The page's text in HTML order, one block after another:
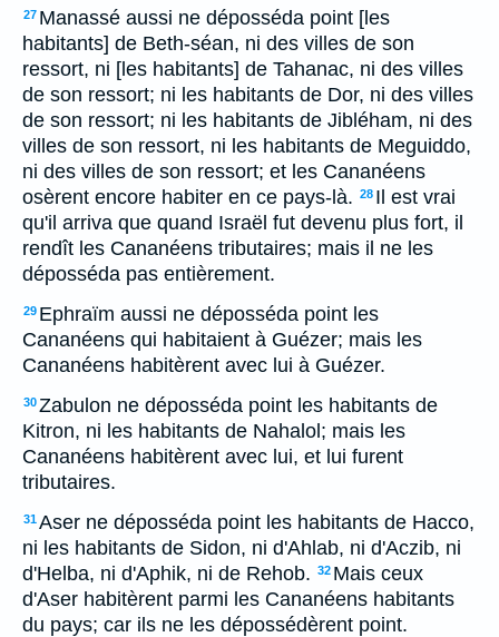
27 Manassé aussi ne déposséda point [les
habitants] de Beth-séan, ni des villes de son
ressort, ni [les habitants] de Tahanac, ni des villes
de son ressort; ni les habitants de Dor, ni des villes
de son ressort; ni les habitants de Jibléham, ni des
villes de son ressort, ni les habitants de Meguiddo,
ni des villes de son ressort; et les Cananéens
osèrent encore habiter en ce pays-là. 28 Il est vrai
qu'il arriva que quand Israël fut devenu plus fort, il
rendît les Cananéens tributaires; mais il ne les
déposséda pas entièrement.
29 Ephraïm aussi ne déposséda point les
Cananéens qui habitaient à Guézer; mais les
Cananéens habitèrent avec lui à Guézer.
30Zabulon ne déposséda point les habitants de
Kitron, ni les habitants de Nahalol; mais les
Cananéens habitèrent avec lui, et lui furent
tributaires.
31Aser ne déposséda point les habitants de Hacco,
ni les habitants de Sidon, ni d'Ahlab, ni d'Aczib, ni
d'Helba, ni d'Aphik, ni de Rehob. 32 Mais ceux
d'Aser habitèrent parmi les Cananéens habitants
du pays; car ils ne les dépossédèrent point.